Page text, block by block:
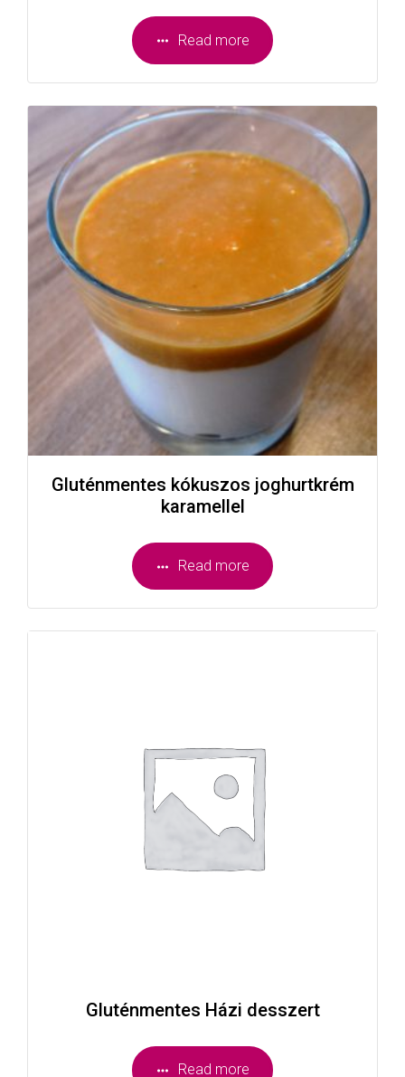
Read more
Gluténmentes kókuszos joghurtkrém
karamellel
Read more
Gluténmentes Házi desszert
Read more